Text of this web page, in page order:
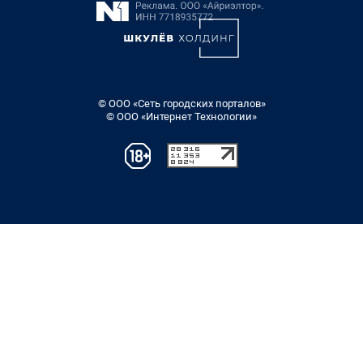
© ООО «Сеть городских порталов»
© ООО «Интернет Технологии»